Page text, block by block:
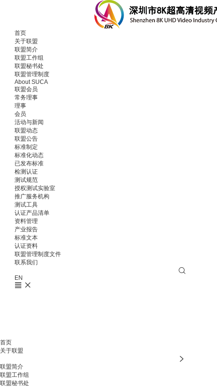
首页
关于联盟
联盟简介
联盟工作组
联盟秘书处
联盟管理制度
About SUCA
联盟会员
常务理事
理事
会员
活动与新闻
联盟动态
联盟公告
标准制定
标准化动态
已发布标准
检测认证
测试规范
授权测试实验室
推广服务机构
测试工具
认证产品清单
资料管理
产业报告
标准文本
认证资料
联盟管理制度文件
联系我们
EN
首页
关于联盟
联盟简介
联盟工作组
联盟秘书处